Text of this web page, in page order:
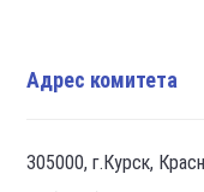
Адрес комитета
305000, г.Курск,